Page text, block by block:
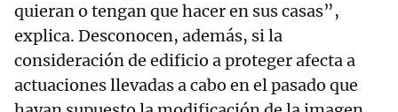
quieran o tengan que hacer en sus casas”,
explica. Desconocen, además, si la
consideración de edificio a proteger afecta a
actuaciones llevadas a cabo en el pasado que